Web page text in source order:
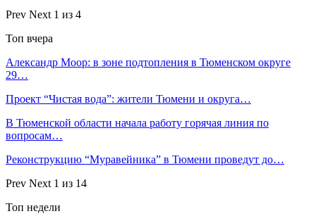
Prev Next 1 из 4
Топ вчера
Александр Моор: в зоне подтопления в Тюменском округе
29…
Проект “Чистая вода”: жители Тюмени и округа…
В Тюменской области начала работу горячая линия по
вопросам…
Реконструкцию “Муравейника” в Тюмени проведут до…
Prev Next 1 из 14
Топ недели